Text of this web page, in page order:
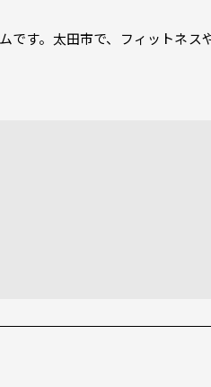
です。太田市で、フィットネス